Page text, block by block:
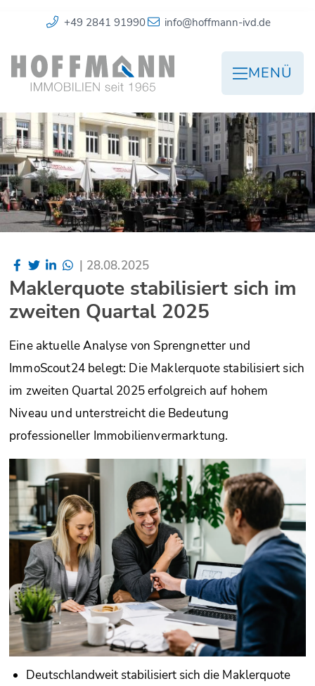
+49 2841 91990 info@hoffmann-ivd.de
MENÜ
| 28.08.2025
Maklerquote stabilisiert sich im
zweiten Quartal 2025
Eine aktuelle Analyse von Sprengnetter und
ImmoScout24 belegt: Die Maklerquote stabilisiert sich
im zweiten Quartal 2025 erfolgreich auf hohem
Niveau und unterstreicht die Bedeutung
professioneller Immobilienvermarktung.
Deutschlandweit stabilisiert sich die Maklerquote